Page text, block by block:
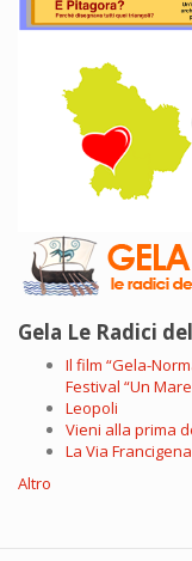
Gela Le Radici
Il film “Gela-
Festival “Un
Leopoli
Vieni alla prima
La Via
Altro